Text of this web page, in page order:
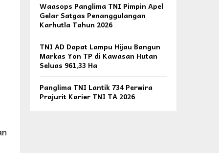
Waasops Panglima TNI Pimpin Apel
Gelar Satgas Penanggulangan
Karhutla Tahun 2026
TNI AD Dapat Lampu Hijau Bangun
Markas Yon TP di Kawasan Hutan
Seluas 961,33 Ha
Panglima TNI Lantik 734 Perwira
Prajurit Karier TNI TA 2026